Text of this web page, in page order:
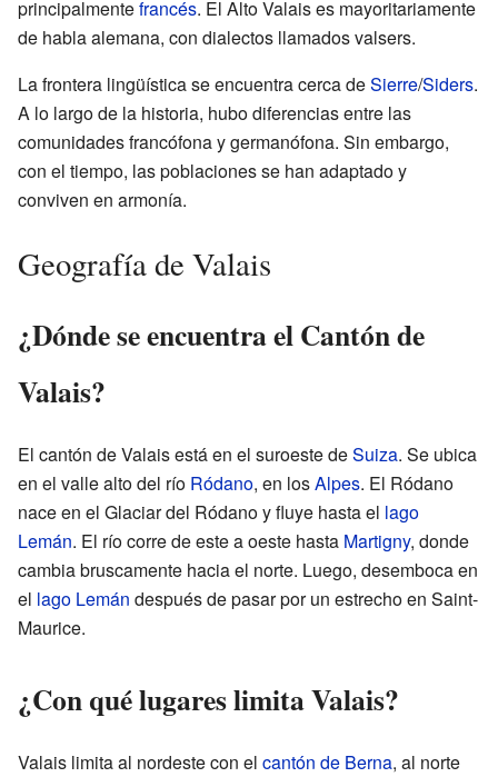
principalmentefrancés. El Alto Valais es mayoritariamente
de habla alemana, con dialectos llamados valsers.
La frontera lingüística se encuentra cerca deSierre/Siders.
A lo largo de la historia, hubo diferencias entre las
comunidades francófona y germanófona. Sin embargo,
con el tiempo, las poblaciones se han adaptado y
conviven en armonía.
Geografía de Valais
¿Dónde se encuentra el Cantón de
Valais?
El cantón de Valais está en el suroeste deSuiza. Se ubica
en el valle alto del río Ródano, en losAlpes. El Ródano
nace en el Glaciar del Ródano y fluye hasta el lago
Lemán. El río corre de este a oeste hasta Martigny, donde
cambia bruscamente hacia el norte. Luego, desemboca en
el lago Lemán después de pasar por un estrecho en Saint-
Maurice.
¿Con qué lugares limita Valais?
Valais limita al nordeste con el cantón de Berna, al norte